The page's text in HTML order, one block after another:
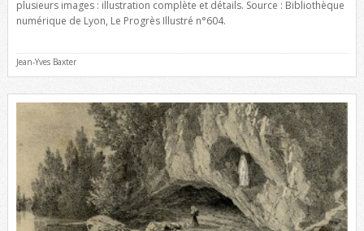
plusieurs images : illustration complète et détails. Source : Bibliothèque
numérique de Lyon, Le Progrès Illustré n°604.
Jean-Yves Baxter